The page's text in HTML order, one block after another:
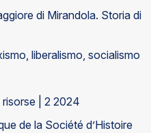
di Mirandola. Storia di
liberalismo, socialismo
| 2 2024
de la Société d’Histoire